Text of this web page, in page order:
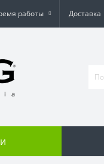
работы Доставка